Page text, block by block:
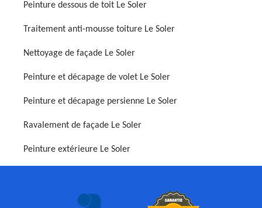
Peinture dessous de toit Le Soler
Traitement anti-mousse toiture Le Soler
Nettoyage de façade Le Soler
Peinture et décapage de volet Le Soler
Peinture et décapage persienne Le Soler
Ravalement de façade Le Soler
Peinture extérieure Le Soler